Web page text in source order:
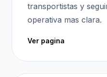
transportistas y
operativa mas clara.
Ver pagina